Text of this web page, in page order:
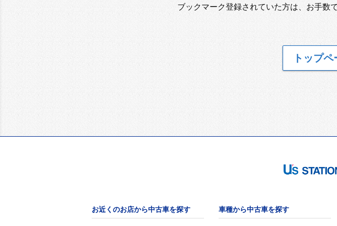
ブックマーク登録されていた方は、お手数
トップ
お近くのお店から中古車を探す 車種から中古車を探す